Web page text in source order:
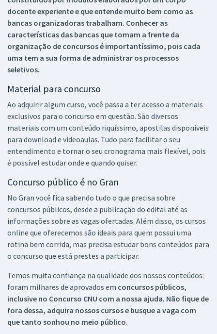
docente experiente e que entende muito bem como as
bancas organizadoras trabalham. Conhecer as
características das bancas que tomam a frente da
organização de concursos é importantíssimo, pois cada
uma tem a sua forma de administrar os processos
seletivos.
Material para concurso
Ao adquirir algum curso, você passa a ter acesso a materiais
exclusivos para o concurso em questão. São diversos
materiais com um conteúdo riquíssimo, apostilas disponíveis
para download e videoaulas. Tudo para facilitar o seu
entendimento e tornar o seu cronograma mais flexível, pois
é possível estudar onde e quando quiser.
Concurso público é no Gran
No Gran você fica sabendo tudo o que precisa sobre
concursos públicos, desde a publicação do edital até as
informações sobre as vagas ofertadas. Além disso, os cursos
online que oferecemos são ideais para quem possui uma
rotina bem corrida, mas precisa estudar bons conteúdos para
o concurso que está prestes a participar.
Temos muita confiança na qualidade dos nossos conteúdos:
foram milhares de aprovados em concursos públicos,
inclusive no Concurso CNU com a nossa ajuda. Não fique de
fora dessa, adquira nossos cursos e busque a vaga com
que tanto sonhou no meio público.